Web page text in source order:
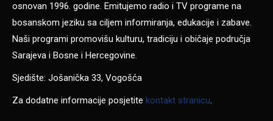
osnovan 1996. godine. Emitujemo radio i TV programe na
bosanskom jeziku sa ciljem informiranja, edukacije i zabave.
Naši programi promovišu kulturu, tradiciju i običaje područja
Sarajeva i Bosne i Hercegovine.
Sjedište: Jošanička 33, Vogošća
Za dodatne informacije posjetite kontakt stranicu.